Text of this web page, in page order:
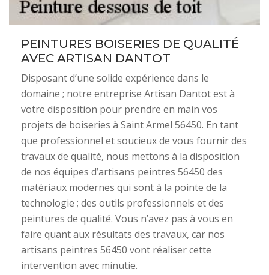
PEINTURES BOISERIES DE QUALITÉ
AVEC ARTISAN DANTOT
Disposant d’une solide expérience dans le
domaine ; notre entreprise Artisan Dantot est à
votre disposition pour prendre en main vos
projets de boiseries à Saint Armel 56450. En tant
que professionnel et soucieux de vous fournir des
travaux de qualité, nous mettons à la disposition
de nos équipes d’artisans peintres 56450 des
matériaux modernes qui sont à la pointe de la
technologie ; des outils professionnels et des
peintures de qualité. Vous n’avez pas à vous en
faire quant aux résultats des travaux, car nos
artisans peintres 56450 vont réaliser cette
intervention avec minutie.